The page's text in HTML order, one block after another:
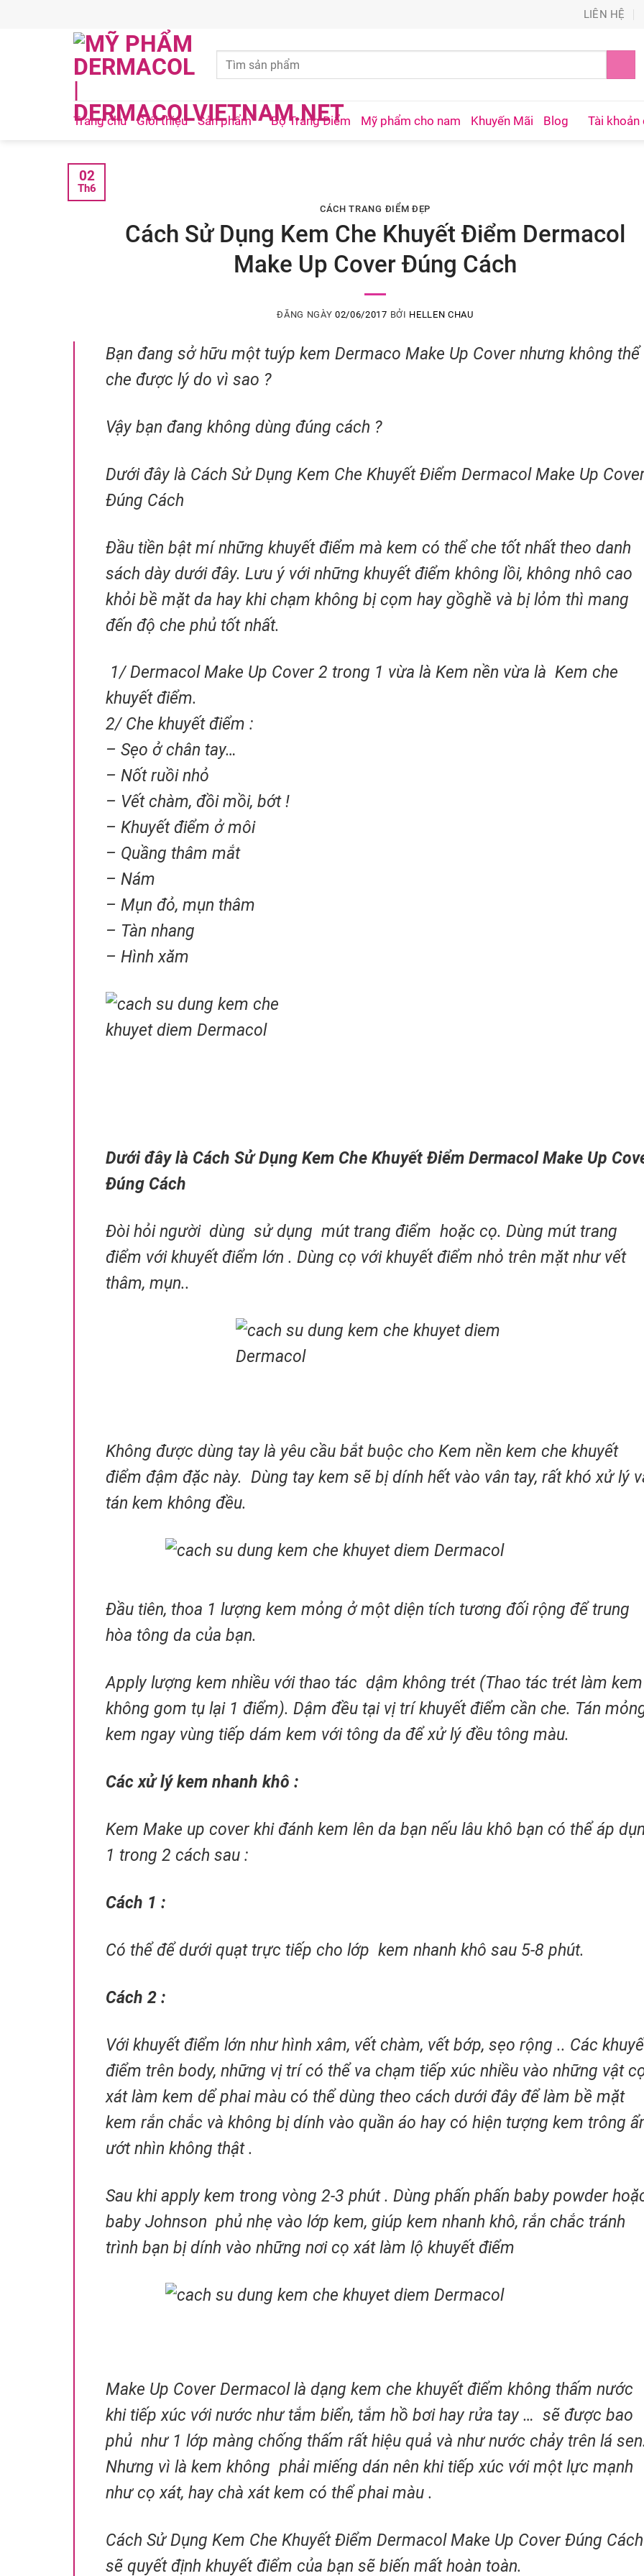
LIÊN HỆ
Trang chủ Giới thiệu Sản phẩm Bộ Trang Điểm Mỹ phẩm cho nam Khuyến Mãi Blog Tài khoản
02
Th6
CÁCH TRANG ĐIỂM ĐẸP
Cách Sử Dụng Kem Che Khuyết Điểm Dermacol
Make Up Cover Đúng Cách
ĐĂNG NGÀY02/06/2017 BỞI HELLEN CHAU
Bạn đang sở hữu một tuýp kem Dermaco Make Up Cover nhưng không thể
che được lý do vì sao ?
Vậy bạn đang không dùng đúng cách ?
Dưới đây là Cách Sử Dụng Kem Che Khuyết Điểm Dermacol Make Up
Đúng Cách
Đầu tiền bật mí những khuyết điểm mà kem có thể che tốt nhất theo danh
sách dày dưới đây. Lưu ý với những khuyết điểm không lồi, không nhô cao
khỏi bề mặt da hay khi chạm không bị cọm hay gồghề và bị lỏm thì mang
đến độ che phủ tốt nhất.
1/ Dermacol Make Up Cover 2 trong 1 vừa là Kem nền vừa là Kem che
khuyết điểm.
2/ Che khuyết điểm :
– Sẹo ở chân tay…
– Nốt ruồi nhỏ
– Vết chàm, đồi mồi, bớt !
– Khuyết điểm ở môi
– Quầng thâm mắt
– Nám
– Mụn đỏ, mụn thâm
– Tàn nhang
– Hình xăm
Dưới đây là Cách Sử Dụng Kem Che Khuyết Điểm Dermacol Make Up
Đúng Cách
Đòi hỏi người dùng sử dụng mút trang điểm hoặc cọ. Dùng mút trang
điểm với khuyết điểm lớn . Dùng cọ với khuyết điểm nhỏ trên mặt như vết
thâm, mụn..
Không được dùng tay là yêu cầu bắt buộc cho Kem nền kem che khuyết
điểm đậm đặc này. Dùng tay kem sẽ bị dính hết vào vân tay, rất khó xử lý
tán kem không đều.
Đầu tiên, thoa 1 lượng kem mỏng ở một diện tích tương đối rộng để trung
hòa tông da của bạn.
Apply lượng kem nhiều với thao tác dậm không trét (Thao tác trét làm kem
không gom tụ lại 1 điểm). Dậm đều tại vị trí khuyết điểm cần che. Tán
kem ngay vùng tiếp dám kem với tông da để xử lý đều tông màu.
Các xử lý kem nhanh khô :
Kem Make up cover khi đánh kem lên da bạn nếu lâu khô bạn có thể áp
1 trong 2 cách sau :
Cách 1 :
Có thể để dưới quạt trực tiếp cho lớp kem nhanh khô sau 5-8 phút.
Cách 2 :
Với khuyết điểm lớn như hình xâm, vết chàm, vết bớp, sẹo rộng .. Các
điểm trên body, những vị trí có thể va chạm tiếp xúc nhiều vào những vật
xát làm kem dể phai màu có thể dùng theo cách dưới đây để làm bề mặt
kem rắn chắc và không bị dính vào quần áo hay có hiện tượng kem trông
ướt nhìn không thật .
Sau khi apply kem trong vòng 2-3 phút . Dùng phấn phấn baby powder
baby Johnson phủ nhẹ vào lớp kem, giúp kem nhanh khô, rắn chắc tránh
trình bạn bị dính vào những nơi cọ xát làm lộ khuyết điểm
Make Up Cover Dermacol là dạng kem che khuyết điểm không thấm nước
khi tiếp xúc với nước như tắm biển, tắm hồ bơi hay rửa tay … sẽ được bao
phủ như 1 lớp màng chống thấm rất hiệu quả và như nước chảy trên lá
Nhưng vì là kem không phải miếng dán nên khi tiếp xúc với một lực mạnh
như cọ xát, hay chà xát kem có thể phai màu .
Cách Sử Dụng Kem Che Khuyết Điểm Dermacol Make Up Cover Đúng Cách
sẽ quyết định khuyết điểm của bạn sẽ biến mất hoàn toàn.